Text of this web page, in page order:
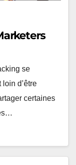
se
d’être
certaines